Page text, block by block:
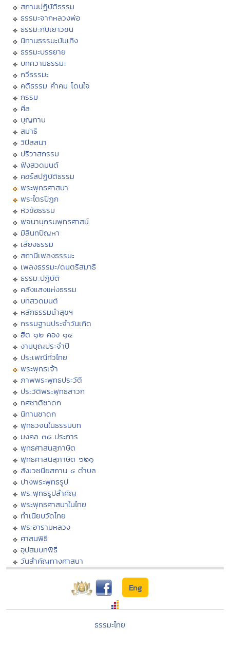
สถานปฏิบัติธรรม
ธรรมะจากหลวงพ่อ
ธรรมะกับเยาวชน
นิทานธรรมะบันเทิง
ธรรมะบรรยาย
บทความธรรมะ
กวีธรรมะ
คติธรรม คำคม โดนใจ
กรรม
ศีล
บุญทาน
สมาธิ
วิปัสสนา
ปริวาสกรรม
ฟังสวดมนต์
คอร์สปฏิบัติธรรม
พระพุทธศาสนา
พระไตรปิฏก
หัวข้อธรรม
พจนานุกรมพุทธศาสน์
มิลินทปัญหา
เสียงธรรม
สถานีเพลงธรรมะ
เพลงธรรมะ/ดนตรีสมาธิ
ธรรมะปฏิบัติ
คลังแสงแห่งธรรม
บทสวดมนต์
หลักธรรมนำสุขฯ
กรรมฐานประจำวันเกิด
ฮีต ๑๒ คอง ๑๔
งานบุญประจำปี
ประเพณีทั่วไทย
พระพุทธเจ้า
ภาพพระพุทธประวัติ
ประวัติพระพุทธสาวก
ทศชาติชาดก
นิทานชาดก
พุทธวจนในธรรมบท
มงคล ๓๘ ประการ
พุทธศาสนสุภาษิต
พุทธศาสนสุภาษิต ๖๒๑
สังเวชนียสถาน ๔ ตำบล
ปางพระพุทธรูป
พระพุทธรูปสำคัญ
พระพุทธศาสนาในไทย
ทำเนียบวัดไทย
พระอารามหลวง
ศาสนพิธี
อุปสมบทพิธี
วันสำคัญทางศาสนา
Eng
ธรรมะไทย